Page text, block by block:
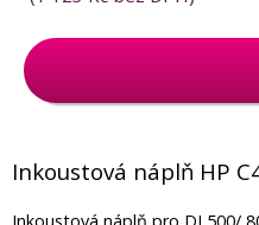
Inkoustová náplň HP